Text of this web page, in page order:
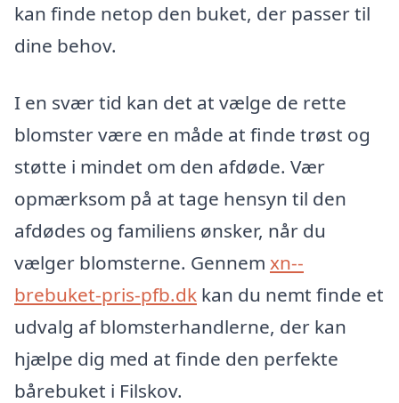
kan finde netop den buket, der passer til
dine behov.
I en svær tid kan det at vælge de rette
blomster være en måde at finde trøst og
støtte i mindet om den afdøde. Vær
opmærksom på at tage hensyn til den
afdødes og familiens ønsker, når du
vælger blomsterne. Gennem xn--
brebuket-pris-pfb.dk kan du nemt finde et
udvalg af blomsterhandlerne, der kan
hjælpe dig med at finde den perfekte
bårebuket i Filskov.